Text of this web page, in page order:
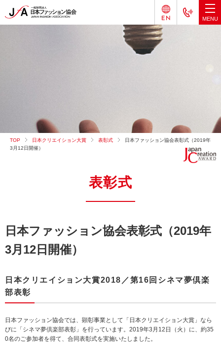
TOP 日本クリエイション大賞 表彰式
日本ファッション協会表彰式（2019年
3月12日開催）
表彰式
日本ファッション協会表彰式（2019年
3月12日開催）
日本クリエイション大賞2018／第16回シネマ夢倶楽
部表彰
日本ファッション協会では、顕彰事業として「日本クリエイション大賞」なら
びに「シネマ夢倶楽部表彰」を行っています。2019年3月12日（火）に、約35
0名のご参加者を得て、合同表彰式を実施いたしました。